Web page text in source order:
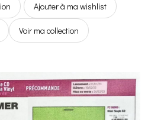
Ajouter à ma wishlist
Voir ma collection